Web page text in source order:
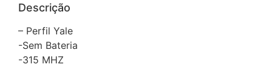
Descrição
– Perfil Yale
-Sem Bateria
-315 MHZ